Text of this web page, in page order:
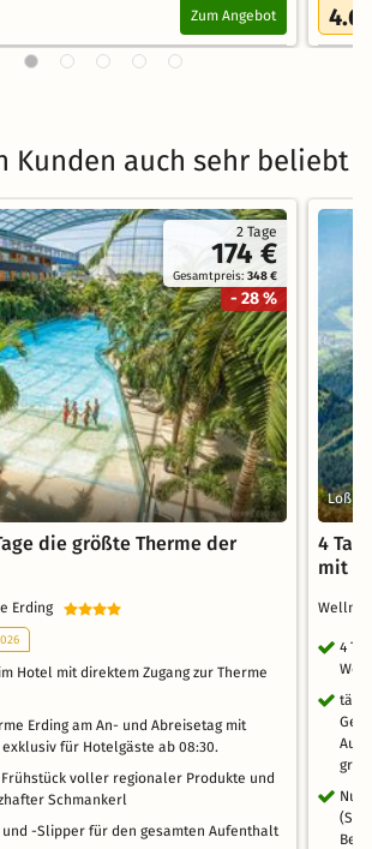
Zum Angebot 4.6
Kunden auch sehr beliebt
2 Tage
174 €
Gesamtpreis:348 €
- 28 %
die größte Therme der
Erding
Hotel mit direktem Zugang zur Therme
Erding am An- und Abreisetag mit
für Hotelgäste ab 08:30.
voller regionaler Produkte und
Schmankerl
-Slipper für den gesamten Aufenthalt
4
mit
4